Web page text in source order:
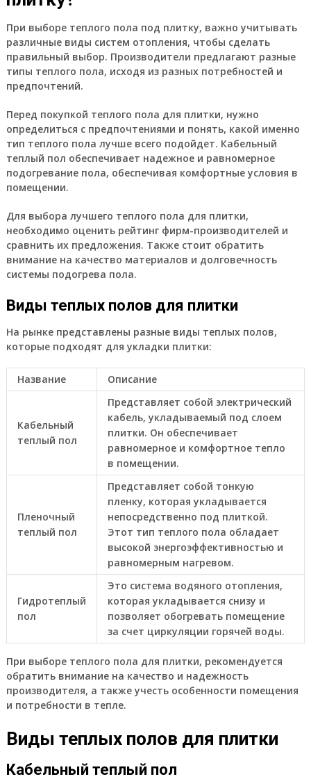
При выборе теплого пола под плитку, важно учитывать
различные виды систем отопления, чтобы сделать
правильный выбор. Производители предлагают разные
типы теплого пола, исходя из разных потребностей и
предпочтений.
Перед покупкой теплого пола для плитки, нужно
определиться с предпочтениями и понять, какой именно
тип теплого пола лучше всего подойдет. Кабельный
теплый пол обеспечивает надежное и равномерное
подогревание пола, обеспечивая комфортные условия в
помещении.
Для выбора лучшего теплого пола для плитки,
необходимо оценить рейтинг фирм-производителей и
сравнить их предложения. Также стоит обратить
внимание на качество материалов и долговечность
системы подогрева пола.
Виды теплых полов для плитки
На рынке представлены разные виды теплых полов,
которые подходят для укладки плитки:
Название Описание
Кабельный
теплый пол
Представляет собой электрический
кабель, укладываемый под слоем
плитки. Он обеспечивает
равномерное и комфортное тепло
в помещении.
Пленочный
теплый пол
Представляет собой тонкую
пленку, которая укладывается
непосредственно под плиткой.
Этот тип теплого пола обладает
высокой энергоэффективностью и
равномерным нагревом.
Гидротеплый
пол
Это система водяного отопления,
которая укладывается снизу и
позволяет обогревать помещение
за счет циркуляции горячей воды.
При выборе теплого пола для плитки, рекомендуется
обратить внимание на качество и надежность
производителя, а также учесть особенности помещения
и потребности в тепле.
Виды теплых полов для плитки
Кабельный теплый пол